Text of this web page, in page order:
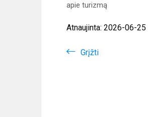
apie turizmą
Atnaujinta: 2026-06-25
Grįžti